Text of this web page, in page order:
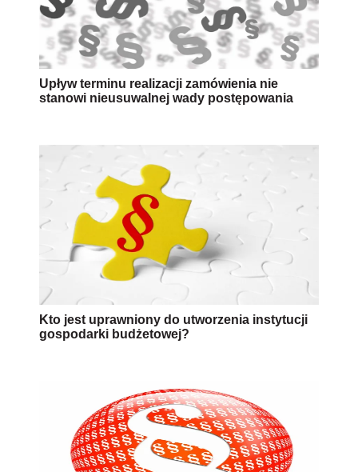
Upływ terminu realizacji zamówienia nie
stanowi nieusuwalnej wady postępowania
Kto jest uprawniony do utworzenia instytucji
gospodarki budżetowej?